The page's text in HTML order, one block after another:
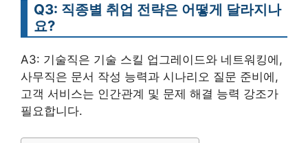
Q3: 직종별 취업 전략은 어떻게 달라지나
요?
A3: 기술직은 기술 스킬 업그레이드와 네트워킹에,
사무직은 문서 작성 능력과 시나리오 질문 준비에,
고객 서비스는 인간관계 및 문제 해결 능력 강조가
필요합니다.